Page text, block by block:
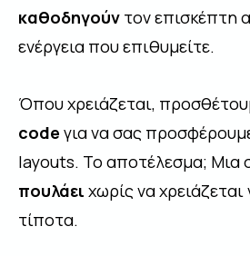
καθοδηγούν τον επισκέπτη
ενέργεια που επιθυμείτε.
Όπου χρειάζεται,
code για να σας
layouts. Το αποτέλεσμα; Μια
πουλάει χωρίς να
τίποτα.